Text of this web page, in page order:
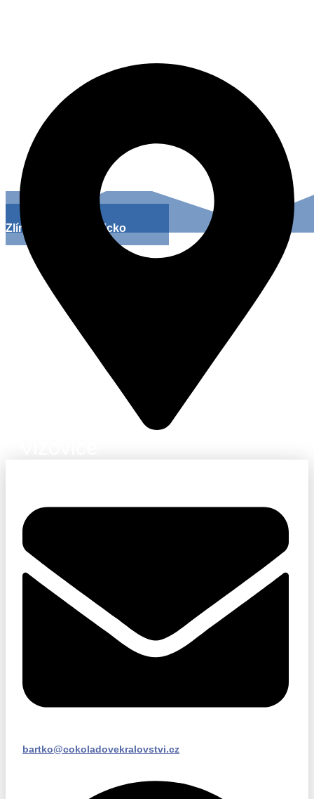
Zlínsko a Luhačovicko
bartko@cokoladovekralovstvi.cz